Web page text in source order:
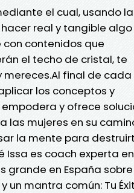
el cual, usando
real y tangible
contenidos que
el techo de cristal, te
final de cada
los conceptos y
empodera y ofrece
las mujeres en su
la mente para
Issa es coach experta en
en España
un mantra común: Tu